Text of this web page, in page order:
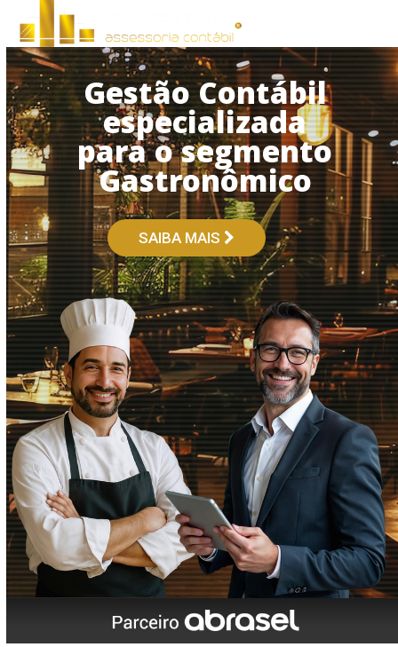
content
Open
mobile
menu
Close
mobile
menu
Gestão Contábil
especializada
para o segmento
Gastronômico
SAIBA MAIS